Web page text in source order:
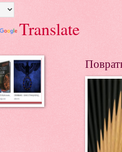
Translate